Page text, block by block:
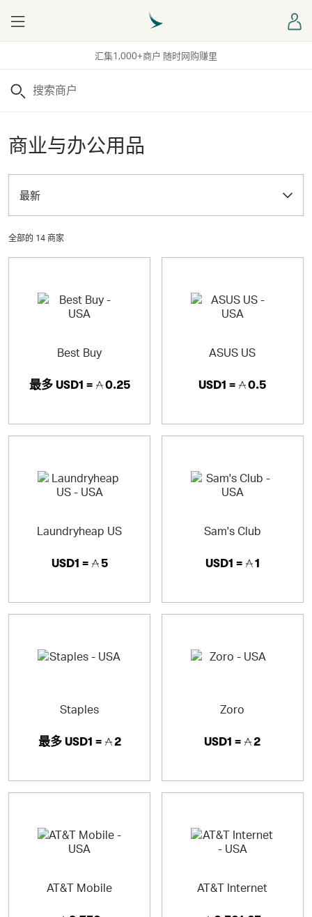
汇集1,000+商户 随时网购赚里
Menu
搜索
商业与办公用品
最新
全部的 14 商家
Best Buy
最多USD1 = 0.25
ASUS US
USD1 = 0.5
Laundryheap US
USD1 = 5
Sam's Club
USD1 = 1
Staples
最多USD1 = 2
Zoro
USD1 = 2
AT&T Mobile AT&T Internet